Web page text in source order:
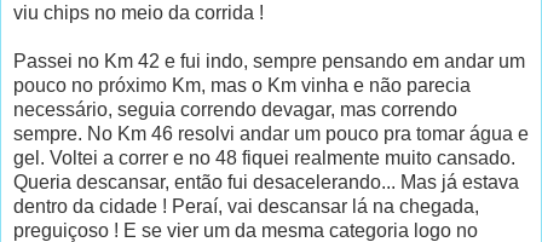
viu chips no meio da corrida !
Passei no Km 42 e fui indo, sempre pensando em andar um
pouco no próximo Km, mas o Km vinha e não parecia
necessário, seguia correndo devagar, mas correndo
sempre. No Km 46 resolvi andar um pouco pra tomar água e
gel. Voltei a correr e no 48 fiquei realmente muito cansado.
Queria descansar, então fui desacelerando... Mas já estava
dentro da cidade ! Peraí, vai descansar lá na chegada,
preguiçoso ! E se vier um da mesma categoria logo no